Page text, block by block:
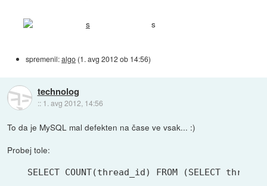
s
spremenil:algo (1. avg 2012 ob 14:56)
technolog
:: 1. avg 2012, 14:56
To da je MySQL mal defekten na čase ve vsak... :)
Probej tole:
SELECT COUNT(thread_id) FROM (SELECT